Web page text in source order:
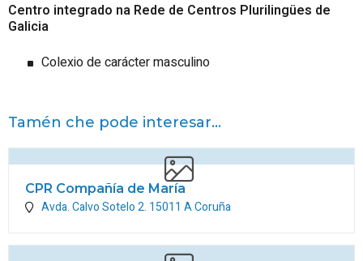
Centro integrado na Rede de Centros Plurilingües de
Galicia
Colexio de carácter masculino
Tamén che pode interesar...
CPR Compañía de María
Avda. Calvo Sotelo 2. 15011 A Coruña